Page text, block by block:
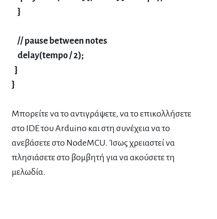
}
// pause between notes
delay(tempo / 2);
}
}
Μπορείτε να το αντιγράψετε, να το επικολλήσετε
στο IDE του Arduino και στη συνέχεια να το
ανεβάσετε στο NodeMCU. Ίσως χρειαστεί να
πλησιάσετε στο βομβητή για να ακούσετε τη
μελωδία.